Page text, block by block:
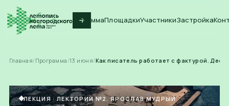
ПрограммаПлощадкиУчастникиЗастройка
Главная/Программа /13 июня/Как писатель работает с фактурой.
ЛЕКЦИЯ · ЛЕКТОРИЙ №2. ЯРОСЛАВ МУДРЫЙ